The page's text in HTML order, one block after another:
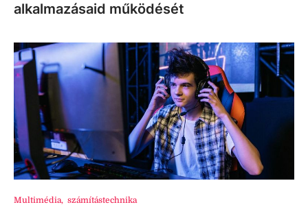
alkalmazásaid működését
Multimédia, számítástechnika